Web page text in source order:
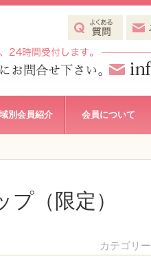
別会員紹介 会員について
（限定）
カテゴリー